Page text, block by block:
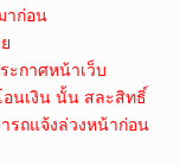
าก่อน
ะกาศหน้าเว็บ
อนเงิน นั้น สละสิทธิ์
รถแจ้งล่วงหน้าก่อน